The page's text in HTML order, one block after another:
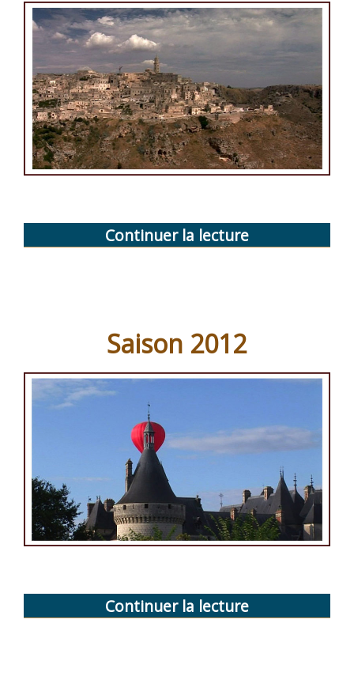
et
ceux
vont
sur
la
mer »
Continuer la lecture
Saison 2012
Continuer la lecture